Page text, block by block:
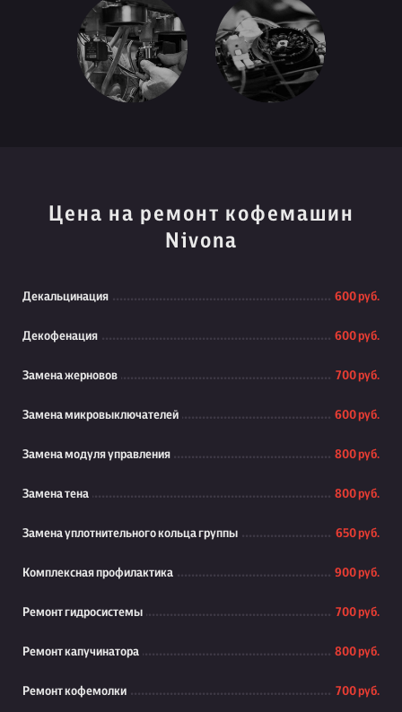
Цена на ремонт кофемашин
Nivona
Декальцинация 600 руб.
Декофенация 600 руб.
Замена жерновов 700 руб.
Замена микровыключателей 600 руб.
Замена модуля управления 800 руб.
Замена тена 800 руб.
Замена уплотнительного кольца группы 650 руб.
Комплексная профилактика 900 руб.
Ремонт гидросистемы 700 руб.
Ремонт капучинатора 800 руб.
Ремонт кофемолки 700 руб.